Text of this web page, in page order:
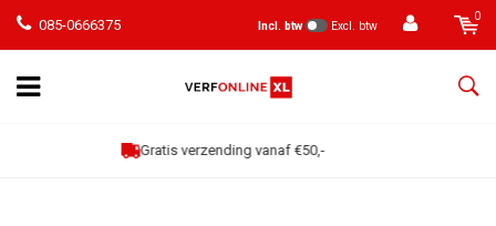
085-0666375 Incl. btw Excl. btw
0